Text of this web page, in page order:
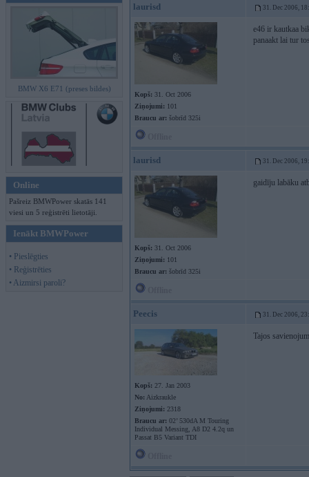
BMW X6 E71 (preses bildes)
Online
Pašreiz BMWPower skatās 141
viesi un 5 reģistrēti lietotāji.
Ienākt BMWPower
• Pieslēgties
• Reģistrēties
• Aizmirsi paroli?
laurisd 31. Dec 2006,
Kopš: 31. Oct 2006
Ziņojumi: 101
Braucu ar: šobrīd 325i
e46 ir kautkaa
panaakt lai tur
laurisd 31. Dec 2006,
Kopš: 31. Oct 2006
Ziņojumi: 101
Braucu ar: šobrīd 325i
gaidīju labāku
Peecis 31. Dec 2006,
Kopš: 27. Jan 2003
No: Aizkraukle
Ziņojumi: 2318
Braucu ar: 02’ 530dA M Touring
Individual Messing, A8 D2 4.2q un
Passat B5 Variant TDI
Tajos